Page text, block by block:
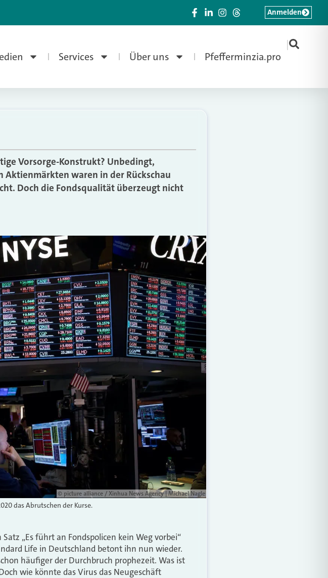
Services Über uns Pfefferminzia.pro
|
Anmelden
Vorsorge-Konstrukt? Unbedingt,
Aktienmärkten waren in der Rückschau
Doch die Fondsqualität überzeugt nicht
© picture alliance / Xinhua News Agency | Michael Nagle
das Abrutschen der Kurse.
„Es führt an Fondspolicen kein Weg vorbei“
Life in Deutschland betont ihn nun wieder.
häufiger der Durchbruch prophezeit. Was ist
wie könnte das Virus das Neugeschäft